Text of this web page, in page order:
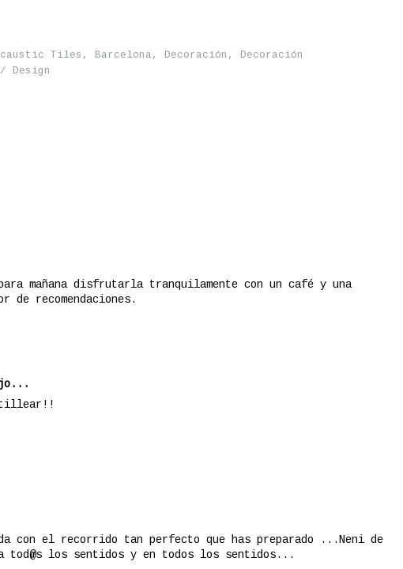
Tiles , Barcelona , Decoración , Decoración
Design
mañana disfrutarla tranquilamente con un café y una
de recomendaciones.
con el recorrido tan perfecto que has preparado ...Neni de
los sentidos y en todos los sentidos...